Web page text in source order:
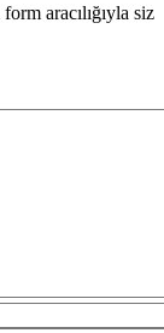
aracılığıyla siz